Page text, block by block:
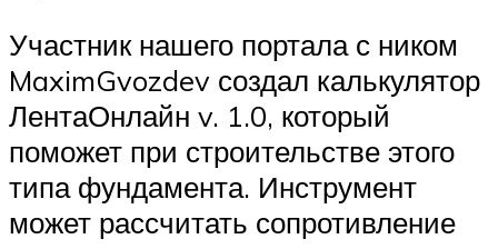
Участник нашего портала с ником
MaximGvozdev создал калькулятор
ЛентаОнлайн v. 1.0, который
поможет при строительстве этого
типа фундамента. Инструмент
может рассчитать сопротивление